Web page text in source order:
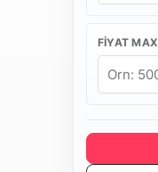
FIYAT MAX